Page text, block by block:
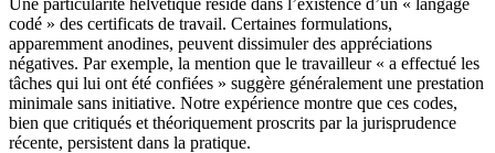
codé » des certificats de travail. Certaines formulations,
apparemment anodines, peuvent dissimuler des appréciations
négatives. Par exemple, la mention que le travailleur « a effectué les
tâches qui lui ont été confiées » suggère généralement une prestation
minimale sans initiative. Notre expérience montre que ces codes,
bien que critiqués et théoriquement proscrits par la jurisprudence
récente, persistent dans la pratique.